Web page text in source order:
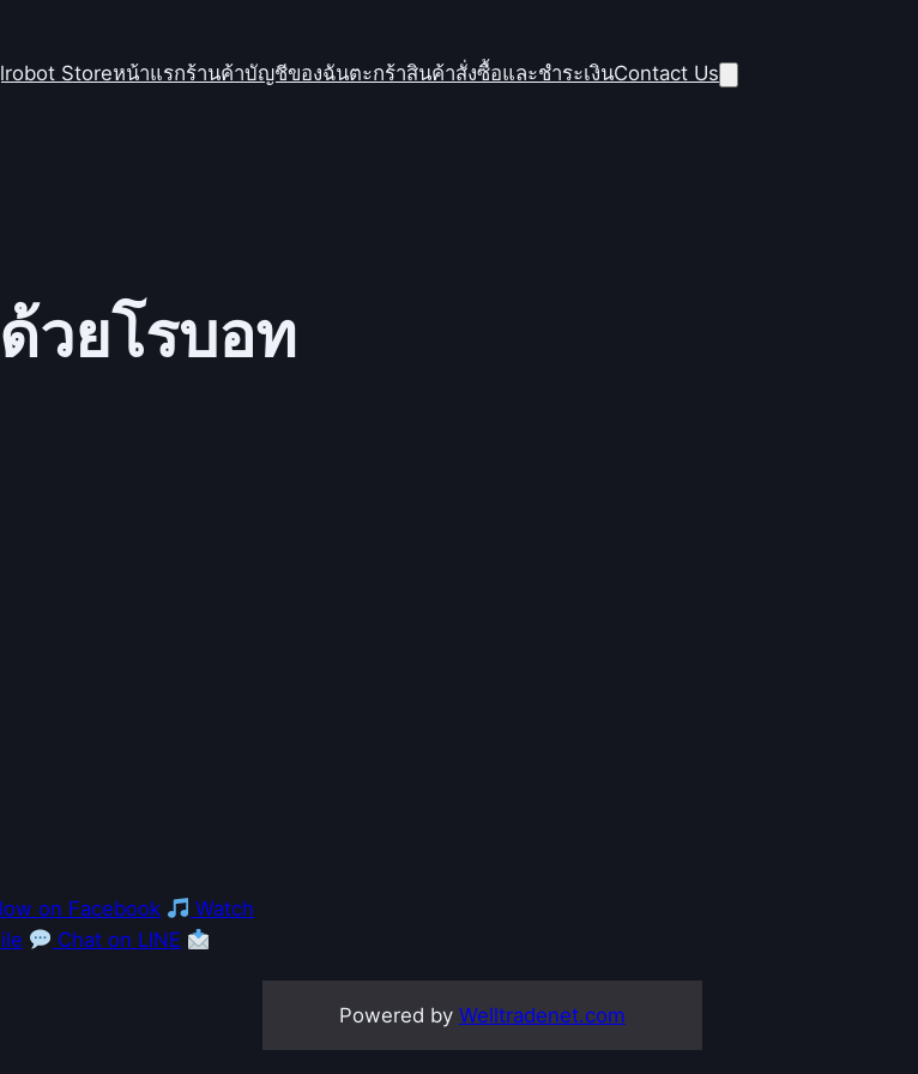
Storeหน้าแรกร้านค้าบัญชีของฉันตะกร้าสินค้าสั่งซื้อและชำระเงินContact Us
วยโรบอท
on Facebook
Watch
Chat on LINE
Powered by Welltradenet.com